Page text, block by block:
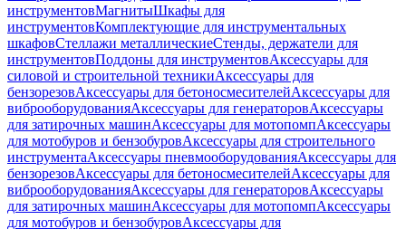
инструментовМагнитыШкафы для
инструментовКомплектующие для инструментальных
шкафовСтеллажи металлическиеСтенды, держатели для
инструментовПоддоны для инструментовАксессуары для
силовой и строительной техникиАксессуары для
бензорезовАксессуары для бетоносмесителейАксессуары для
виброоборудованияАксессуары для генераторовАксессуары
для затирочных машинАксессуары для мотопомпАксессуары
для мотобуров и бензобуровАксессуары для строительного
инструментаАксессуары пневмооборудованияАксессуары для
бензорезовАксессуары для бетоносмесителейАксессуары для
виброоборудованияАксессуары для генераторовАксессуары
для затирочных машинАксессуары для мотопомпАксессуары
для мотобуров и бензобуровАксессуары для